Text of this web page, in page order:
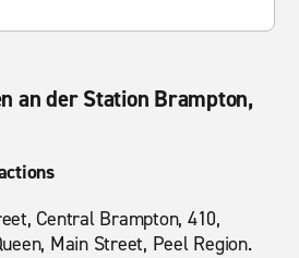
an der Station Brampton,
Central Brampton, 410,
Main Street, Peel Region.